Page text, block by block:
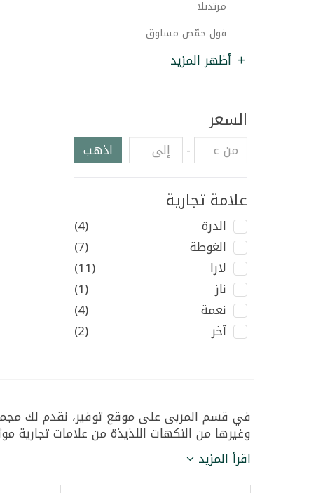
مرتديلا
فول حمّص مسلوق
أظهر المزيد
السعر
- اذهب
علامة تجارية
الدرة
(4)
الغوطة
(7)
لارا
(11)
ناز
(1)
نعمة
(4)
آخر
(2)
في قسم المربى على موقع توفير، نقدم لك
وغيرها من النكهات اللذيذة من علامات تجارية
اقرأ المزيد